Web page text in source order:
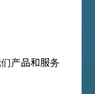
产品和服务